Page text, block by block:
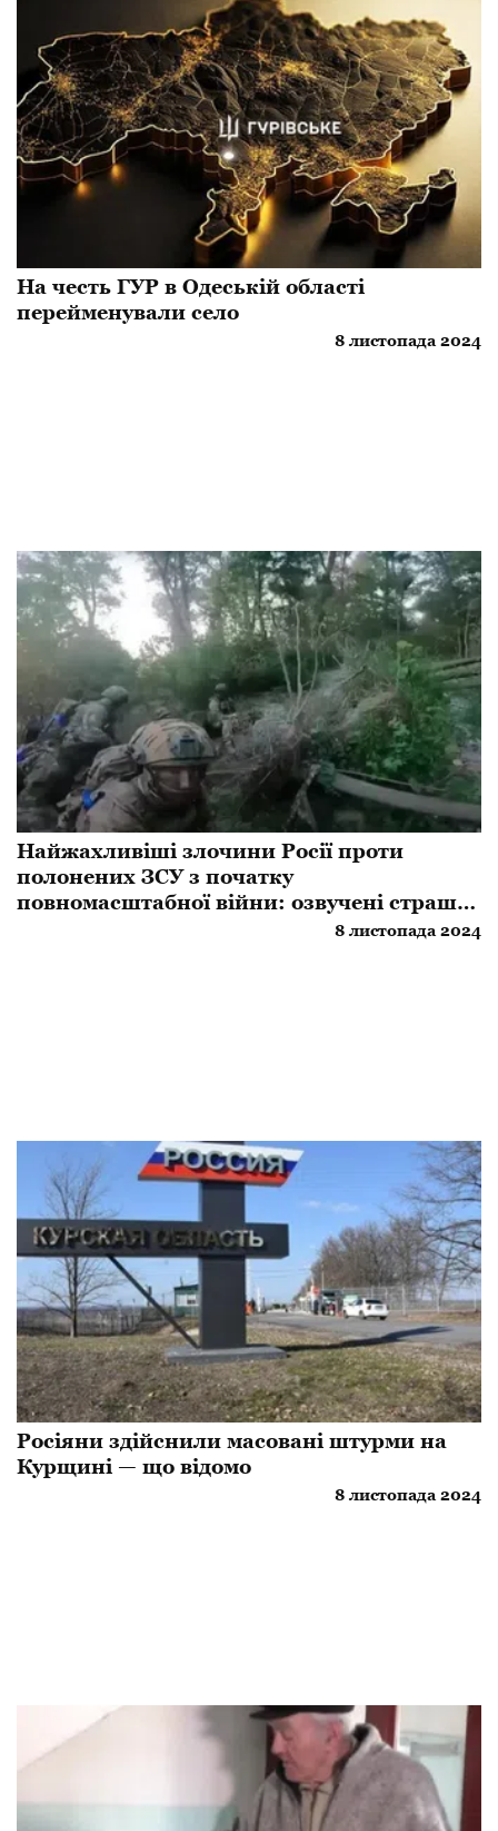
​На честь ГУР в Одеській області
перейменували село
8 листопада 2024
Найжахливіші злочини Росії проти
полонених ЗСУ з початку
повномасштабної війни: озвучені страшні
8 листопада 2024
Росіяни здійснили масовані штурми на
Курщині — що відомо
8 листопада 2024